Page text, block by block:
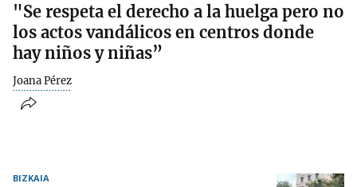
"Se respeta el derecho a la huelga pero no
los actos vandálicos en centros donde
hay niños y niñas”
Joana Pérez
BIZKAIA